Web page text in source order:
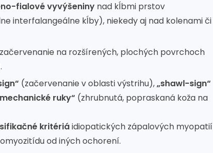
fialové vyvýšeniny nad kĺbmi prstov
interfalangeálne kĺby), niekedy aj nad kolenami či
na rozšírených, plochých povrchoch
(začervenanie v oblasti výstrihu),„shawl-sign“
ruky“ (zhrubnutá, popraskaná koža na
kritériáidiopatických zápalových myopatií
od iných ochorení.